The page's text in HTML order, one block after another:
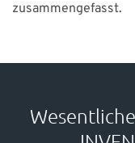
zusammengefasst.